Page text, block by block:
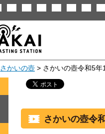
さかいの壺 > さかいの壺令和5年
さかいの壺令